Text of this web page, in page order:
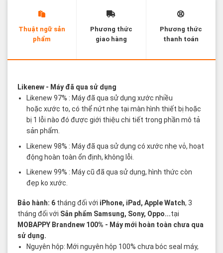
Thuật ngữ sản
phẩm
Phương thức
giao hàng
Phương thức
thanh toán
Likenew- Máy đã qua sử dụng
Likenew 97% : Máy đã qua sử dụng xước nhiều
hoặc xước to, có thể nứt nhẹ tại màn hình thiết bị hoặc
bị 1 lỗi nào đó được giới thiệu chi tiết trong phần mô tả
sản phẩm.
Likenew 98% : Máy đã qua sử dụng có xước nhẹ vỏ, hoạt
động hoàn toàn ổn định, không lỗi.
Likenew 99% : Máy cũ đã qua sử dụng, hình thức còn
đẹp ko xước.
Bảo hành: 6 tháng đối với iPhone, iPad, Apple Watch, 3
tháng đối với Sản phẩm Samsung, Sony, Oppo...tại
MOBAPPY Brandnew 100% - Máy mới hoàn toàn chưa qua
sử dụng.
Nguyên hộp: Mới nguyên hộp 100% chưa bóc seal máy,